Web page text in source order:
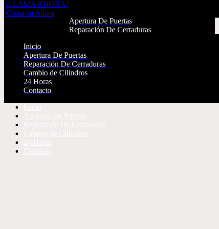
Apertura De Puertas
Reparación De Cerraduras
Contacto
¡LLAMA AHORA!
Contacta Ahora
¡LLAMA AHORA!
Contacta Ahora
Inicio
Apertura De Puertas
Reparación De Cerraduras
Cambio de Cilindros
24 Horas
Contacto